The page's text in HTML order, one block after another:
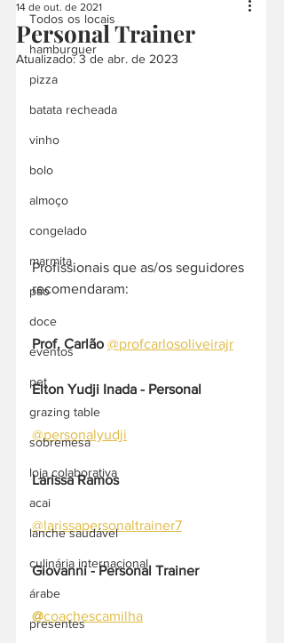
Todos os locais
hamburguer
pizza
batata recheada
vinho
bolo
almoço
congelado
marmita
pão
doce
eventos
pet
grazing table
sobremesa
loja colaborativa
acai
lanche saudável
culinária internacional
árabe
presentes
Personal Trainer
14 de out. de 2021
Atualizado:3 de abr. de 2023
Profissionais que as/os seguidores
recomendaram:
Prof. Carlão @profcarlosoliveirajr
Elton Yudji Inada - Personal
@personalyudji
Larissa Ramos
@larissapersonaltrainer7
Giovanni - Personal Trainer
@coachescamilha